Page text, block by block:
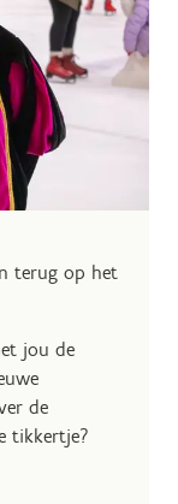
terug op het
jou de
de
tikkertje?